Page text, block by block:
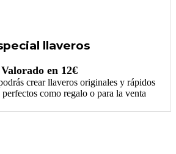
llaveros
Valorado en 12€
crear llaveros originales y rápidos
perfectos como regalo o para la venta